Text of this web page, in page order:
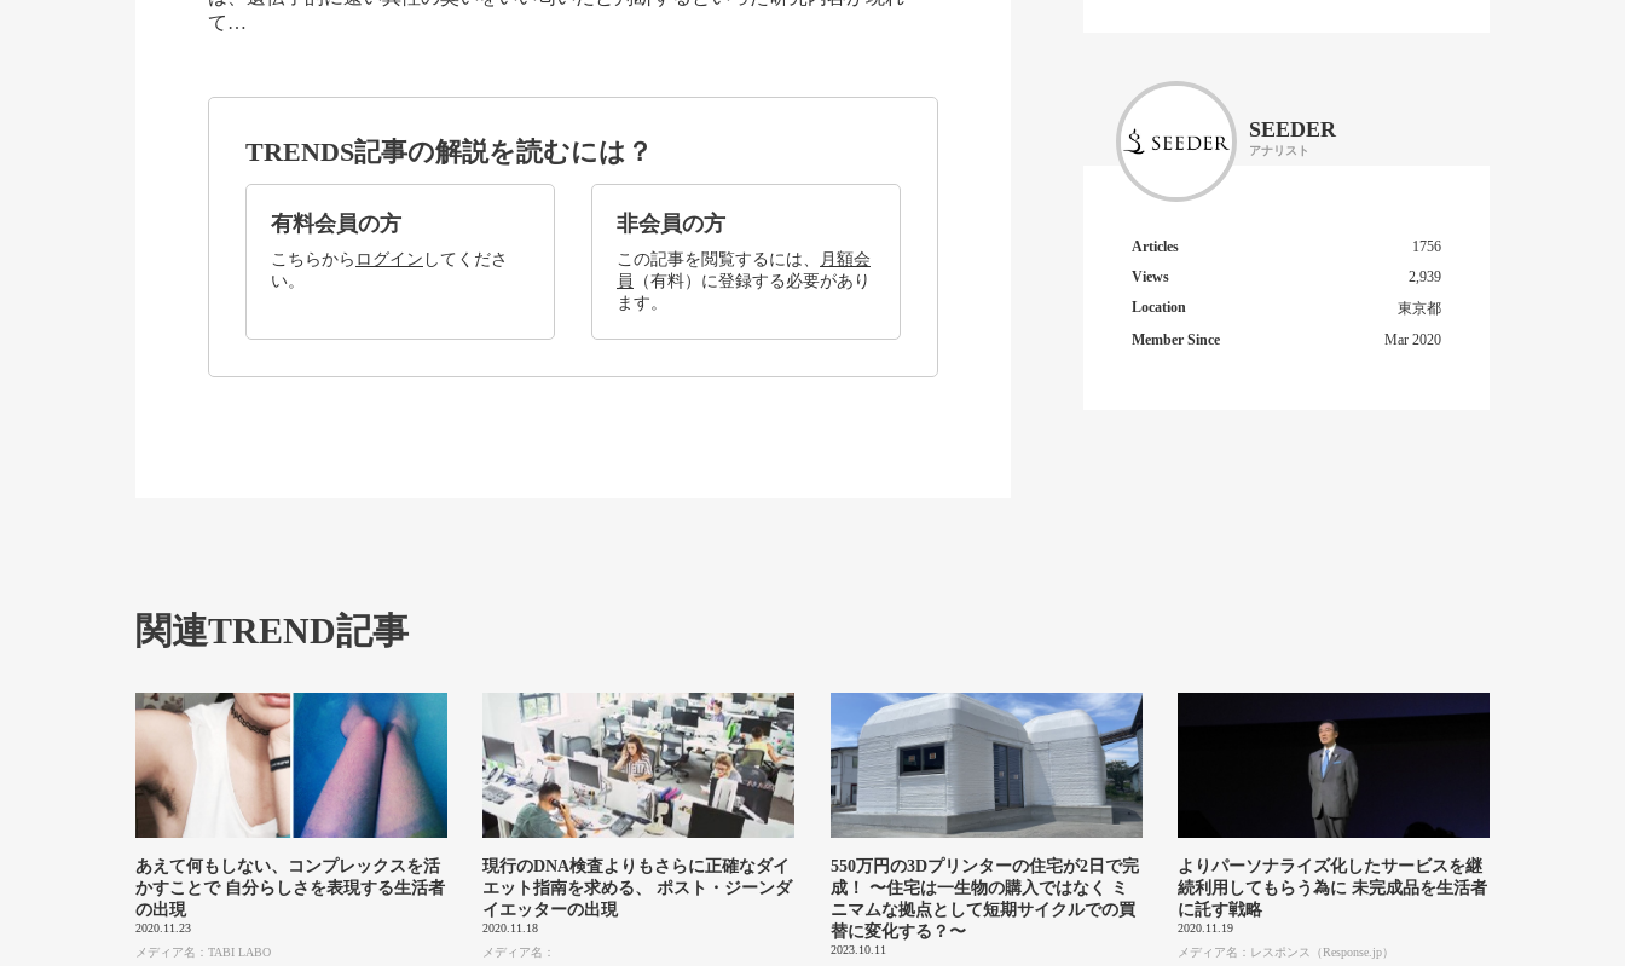
て…
TRENDS記事の解説を読むには？
有料会員の方
こちらから ログイン してくださ
い。
非会員の方
この記事を閲覧するには、
月額会
員
（有料）に登録する必要があり
ます。
SEEDER
アナリスト
Articles
1756
Views
2,939
Location
東京都
Member Since
Mar 2020
関連TREND記事
あえて何もしない、コンプレックスを活
かすことで 自分らしさを表現する生活者
の出現
2020.11.23
メディア名：TABI LABO
現行のDNA検査よりもさらに正確なダイ
エット指南を求める、 ポスト・ジーンダ
イエッターの出現
2020.11.18
メディア名：
550万円の3Dプリンターの住宅が2日で完
成！ 〜住宅は一生物の購入ではなく ミ
ニマムな拠点として短期サイクルでの買
替に変化する？〜
2023.10.11
よりパーソナライズ化したサービスを継
続利用してもらう為に 未完成品を生活者
に託す戦略
2020.11.19
メディア名：レスポンス（Response.jp）